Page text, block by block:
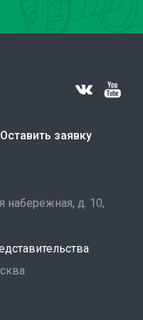
Оставить заявку
набережная, д. 10,